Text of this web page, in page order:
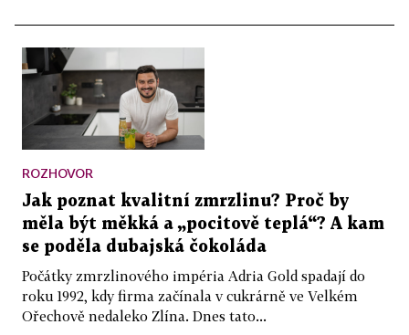
ROZHOVOR
Jak poznat kvalitní zmrzlinu? Proč by
měla být měkká a „pocitově teplá“? A kam
se poděla dubajská čokoláda
Počátky zmrzlinového impéria Adria Gold spadají do
roku 1992, kdy firma začínala v cukrárně ve Velkém
Ořechově nedaleko Zlína. Dnes tato...